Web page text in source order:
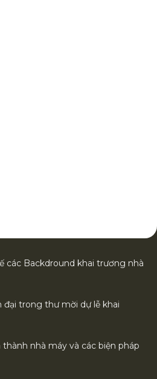
các Backdround khai trương nhà
đại trong thư mời dự lễ khai
nhà máy và các biện pháp